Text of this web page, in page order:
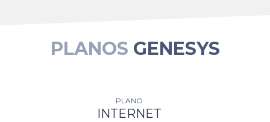
PLANOS GENESYS
PLANO
INTERNET